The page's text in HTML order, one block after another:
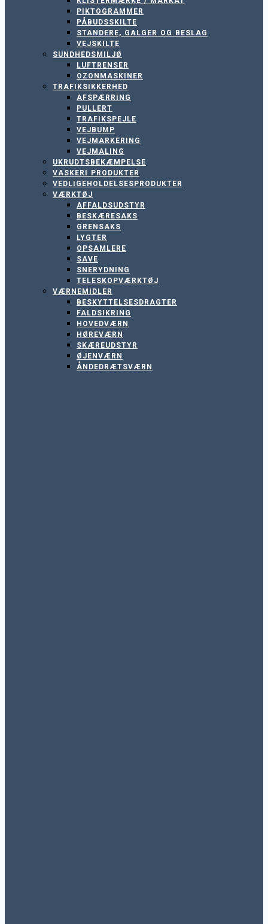
PIKTOGRAMMER
PÅBUDSSKILTE
STANDERE, GALGER OG BESLAG
VEJSKILTE
SUNDHEDSMILJØ
LUFTRENSER
OZONMASKINER
TRAFIKSIKKERHED
AFSPÆRRING
PULLERT
TRAFIKSPEJLE
VEJBUMP
VEJMARKERING
VEJMALING
UKRUDTSBEKÆMPELSE
VASKERI PRODUKTER
VEDLIGEHOLDELSESPRODUKTER
VÆRKTØJ
AFFALDSUDSTYR
BESKÆRESAKS
GRENSAKS
LYGTER
OPSAMLERE
SAVE
SNERYDNING
TELESKOPVÆRKTØJ
VÆRNEMIDLER
BESKYTTELSESDRAGTER
FALDSIKRING
HOVEDVÆRN
HØREVÆRN
SKÆREUDSTYR
ØJENVÆRN
ÅNDEDRÆTSVÆRN